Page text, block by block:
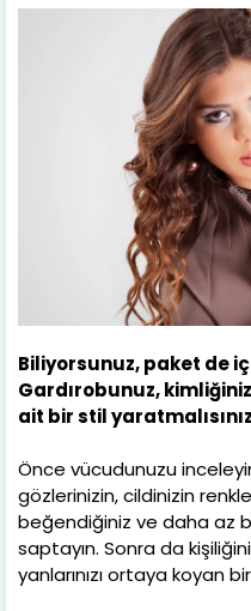
Biliyorsunuz, paket de
Gardırobunuz,
ait bir stil
Önce vücudunuzu
gözlerinizin, cildinizin
beğendiğiniz ve daha az
saptayın. Sonra da
yanlarınızı ortaya koyan